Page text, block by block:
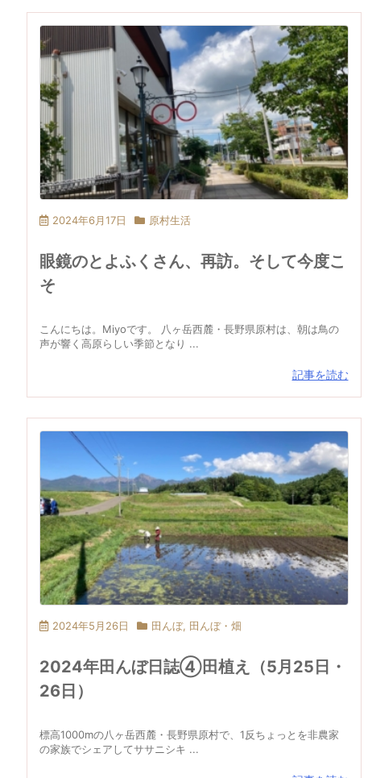
2024年6月17日 原村生活
眼鏡のとよふくさん、再訪。そして今度こ
そ
こんにちは。Miyoです。 八ヶ岳西麓・長野県原村は、朝は鳥の
声が響く高原らしい季節となり ...
記事を読む
2024年5月26日 田んぼ, 田んぼ・畑
2024年田んぼ日誌④田植え（5月25日・
26日）
標高1000mの八ヶ岳西麓・長野県原村で、1反ちょっとを非農家
の家族でシェアしてササニシキ ...